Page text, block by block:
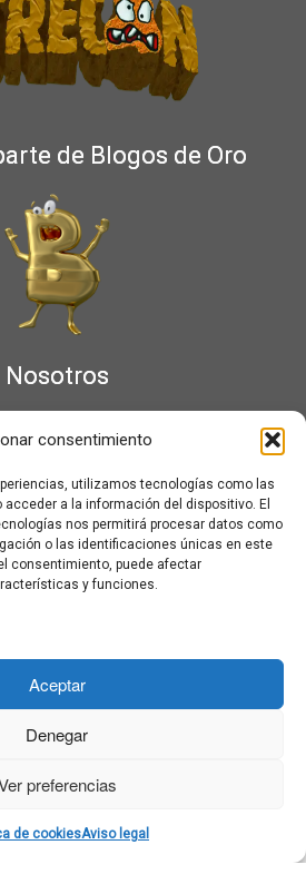
consentimiento
utilizamos tecnologías como las
a la información del dispositivo. El
nos permitirá procesar datos como
o las identificaciones únicas en este
consentimiento, puede afectar
y funciones.
Aceptar
Denegar
preferencias
de cookiesAviso legal
de Blogos de Oro
Nosotros
Aviso legal
sobre las cookies
Noticias al correo
Política de cookies
de cookies (UE)
Política de privacidad
contacto con nosotros
con elTema Customizr